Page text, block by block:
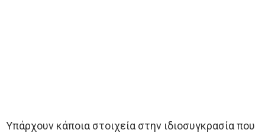
Υπάρχουν κάποια στοιχεία στην ιδιοσυγκρασία που